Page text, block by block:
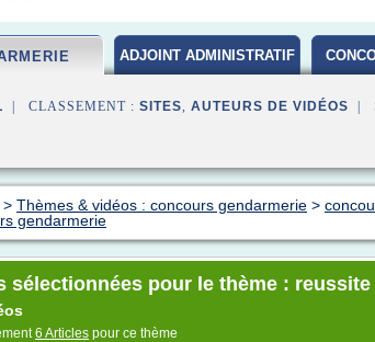
ADJOINT ADMINISTRATIF
| CLASSEMENT : SITES, AUTEURS DE VIDÉOS |
> Thèmes & vidéos : concours gendarmerie >
gendarmerie
sélectionnées pour le thème :
6 Articles pour ce thème